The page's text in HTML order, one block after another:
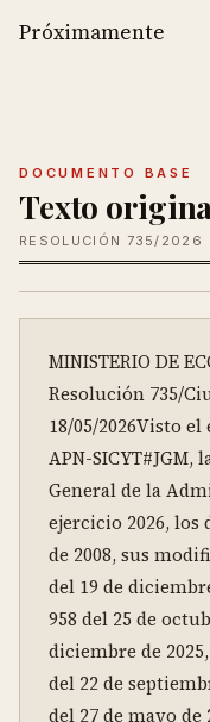
Próximamente
DOCUMENTO BASE
Texto
RESOLUCIÓN 735/2026
MINISTERIO DE
Resolución 735/
18/05/2026Visto el
APN-SICYT#JGM,
General de la
ejercicio 2026, los
de 2008, sus
del 19 de
958 del 25 de
diciembre de
del 22 de
del 27 de mayo de